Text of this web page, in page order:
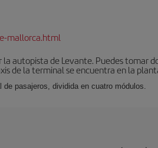
mallorca.html
autopista de Levante. Puedes tomar
de la terminal se encuentra en la
de pasajeros, dividida en cuatro módulos.